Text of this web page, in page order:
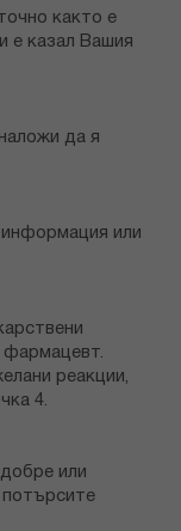
както е
е казал Вашия
да я
или
фармацевт.
реакции,
4.
или